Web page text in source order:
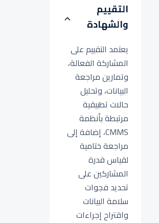
التقييم
والشهادة
يعتمد التقييم على
المشاركة الفعالة،
وتمارين مراجعة
البيانات، وتحليل
حالات تطبيقية
مرتبطة بأنظمة
CMMS، إضافة إلى
مراجعة ختامية
لقياس قدرة
المشاركين على
تحديد فجوات
سلامة البيانات
واقتراح إجراءات